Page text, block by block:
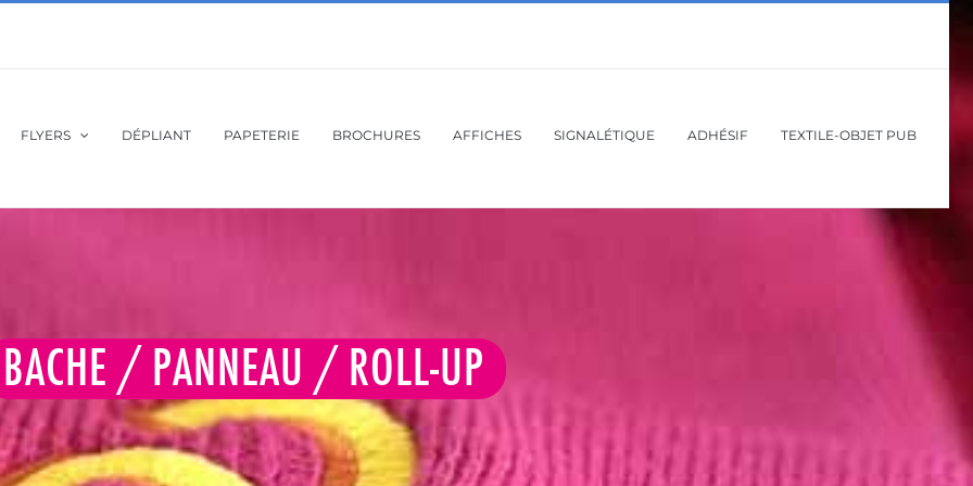
FLYERS DÉPLIANT PAPETERIE BROCHURES AFFICHES SIGNALÉTIQUE ADHÉSIF TEXTILE-OBJET PUB
BACHE / PANNEAU / ROLL-UP